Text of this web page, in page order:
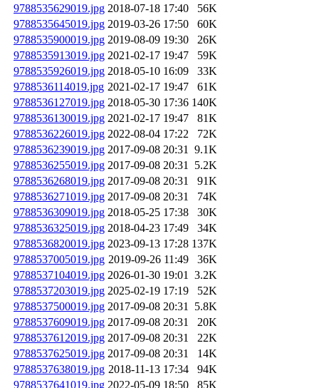
9788535629019.jpg 2018-07-18 17:40
56K
9788535645019.jpg 2019-03-26 17:50
60K
9788535900019.jpg 2019-08-09 19:30
26K
9788535913019.jpg 2021-02-17 19:47
59K
9788535926019.jpg 2018-05-10 16:09
33K
9788536114019.jpg 2021-02-17 19:47
61K
9788536127019.jpg 2018-05-30 17:36 140K
9788536130019.jpg 2021-02-17 19:47
81K
9788536226019.jpg 2022-08-04 17:22
72K
9788536239019.jpg 2017-09-08 20:31 9.1K
9788536255019.jpg 2017-09-08 20:31 5.2K
9788536268019.jpg 2017-09-08 20:31
91K
9788536271019.jpg 2017-09-08 20:31
74K
9788536309019.jpg 2018-05-25 17:38
30K
9788536325019.jpg 2018-04-23 17:49
34K
9788536820019.jpg 2023-09-13 17:28 137K
9788537005019.jpg 2019-09-26 11:49
36K
9788537104019.jpg 2026-01-30 19:01 3.2K
9788537203019.jpg 2025-02-19 17:19
52K
9788537500019.jpg 2017-09-08 20:31 5.8K
9788537609019.jpg 2017-09-08 20:31
20K
9788537612019.jpg 2017-09-08 20:31
22K
9788537625019.jpg 2017-09-08 20:31
14K
9788537638019.jpg 2018-11-13 17:34
94K
9788537641019.jpg 2022-05-09 18:50 85K